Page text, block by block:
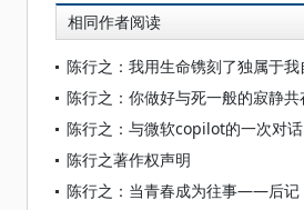
相同作者阅读
陈行之：与微软copilot的一次对话
陈行之著作权声明